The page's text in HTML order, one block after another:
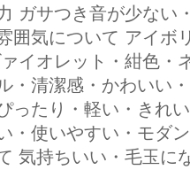
ガサつき音が少ない
囲気について アイボ
イオレット・紺色・
・清潔感・かわいい
ったり・軽い・きれ
・使いやすい・モダ
気持ちいい・毛玉に